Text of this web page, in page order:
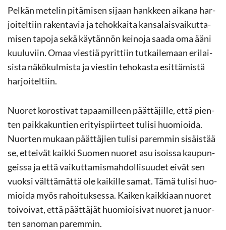
Pel­kän me­te­lin pi­tä­mi­sen si­jaan hank­keen ai­ka­na har­
joi­tel­tiin ra­ken­ta­via ja te­hok­kai­ta kan­sa­lais­vai­kut­ta­
mi­sen ta­po­ja sekä käy­tän­nön kei­no­ja saada oma ääni
kuu­lu­viin. Omaa vies­tiä py­rit­tiin tut­kai­le­maan eri­lai­
sis­ta nä­kö­kul­mis­ta ja vies­tin te­ho­kas­ta esit­tä­mis­tä
har­joi­tel­tiin.
Nuo­ret ko­ros­ti­vat ta­paa­mil­leen päät­tä­jil­le, että pien­
ten paik­ka­kun­tien eri­tyis­piir­teet tu­li­si huo­mioi­da.
Nuor­ten mu­kaan päät­tä­jien tu­li­si pa­rem­min si­säis­tää
se, et­tei­vät kaik­ki Suo­men nuo­ret asu isois­sa kau­pun­
geis­sa ja että vai­kut­ta­mis­mah­dol­li­suu­det eivät sen
vuok­si vält­tä­mät­tä ole kai­kil­le samat. Tämä tu­li­si huo­
mioi­da myös ra­hoi­tuk­ses­sa. Kai­ken kaik­ki­aan nuo­ret
toi­voi­vat, että päät­tä­jät huo­mioi­si­vat nuo­ret ja nuor­
ten sa­no­man pa­rem­min.